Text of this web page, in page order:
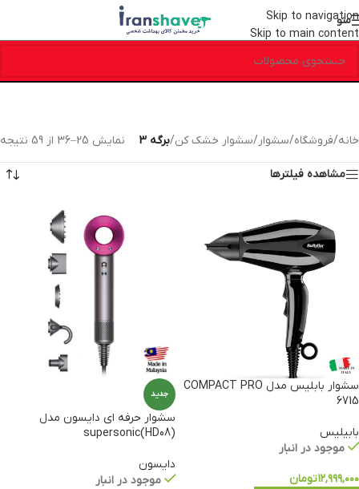
Skip to navigation
Skip to main content
منو
خانه/فروشگاه/سشوار/سشوار خشک کن/برگه 3 نمایش 25–36 از 59 نتیجه
مشاهده فیلترها
سشوار بابلیس مدل COMPACT PRO
6715
بابیلیس
موجود در انبار
۱۲,۹۹۹,۰۰۰تومان
جدید
سشوار حرفه ای دایسون مدل
(HD08)supersonic
دایسون
موجود در انبار